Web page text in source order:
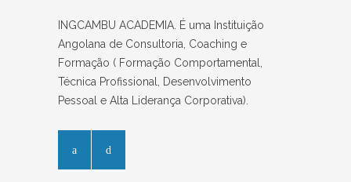
INGCAMBU ACADEMIA. É uma Instituição
Angolana de Consultoria, Coaching e
Formação ( Formação Comportamental,
Técnica Profissional, Desenvolvimento
Pessoal e Alta Liderança Corporativa).